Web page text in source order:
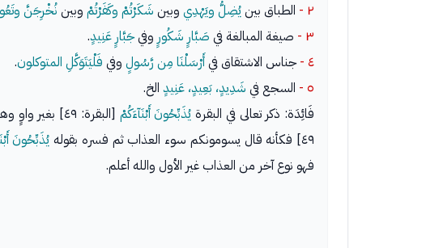
٢ -
الطباق بينيُضِلُّ ويَهْدِي وبين شَكَرْتُمْ وكَفَرْتُمْ وبيننُخْرِجَنَّ
٣ -
صيغة المبالغة في صَبَّارٍ شَكُورٍ وفيجَبَّارٍ عَنِيدٍ.
٤ - جناس الاشتقاق فيأَرْسَلْنَا مِن رَّسُولٍ وفي فَلْيَتَوَكَّلِ المتوكلون.
٥ -
السجع في شَدِيدٍ، بَعِيدٍ، عَنِيدٍ الخ.
فَائِدَة: ذكر تعالى في البقرة يُذَبِّحُونَ أَبْنَآءَكُمْ [البقرة: ٤٩] بغير واوٍ وهنا
٤٩] فكأنه قال يسومونكم سوء العذاب ثم فسره بقوله
يُذَبِّحُونَ
فهو نوع آخر من العذاب غير الأول والله أعلم.